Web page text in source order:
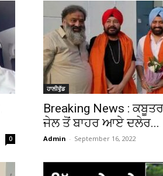
0
ਹਾਲੀਵੁੱਡ
Breaking News :
ਜੇਲ ਤੋਂ ਬਾਹਰ ਆਏ ਦਲੇਰ...
Admin - September 16, 2022